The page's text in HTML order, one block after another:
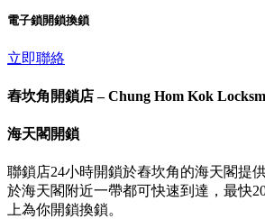
電子鎖開鎖換鎖
立即聯絡
舂坎角開鎖店 – Chung Hom Kok
海天閣開鎖
聯鎖店24小時開鎖於舂坎角的海天閣提
於海天閣附近一帶都可快速到達，最快
上為你開鎖換鎖。